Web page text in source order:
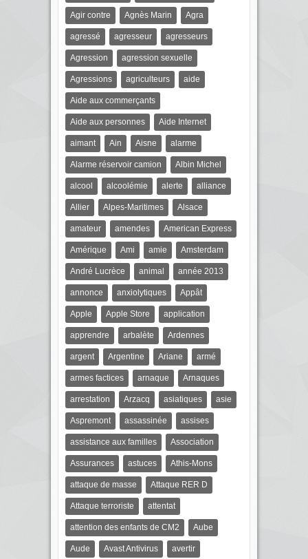
Agir contre Agnès Marin Agra
agressé agresseur agresseurs
Agression agression sexuelle
Agressions agriculteurs aide
Aide aux commerçants
Aide aux personnes Aide Internet
aimant Ain Aisne alarme
Alarme réservoir camion Albin Michel
alcool alcoolémie alerte alliance
Allier Alpes-Maritimes Alsace
amateur amendes American Express
Amérique Ami amie Amsterdam
André Lucrèce animal année 2013
annonce anxiolytiques Appât
Apple Apple Store application
apprendre arbalète Ardennes
argent Argentine Ariane armé
armes factices arnaque Arnaques
arrestation Arzacq asiatiques asie
Aspremont assassinée assises
assistance aux familles Association
Assurances astuces Athis-Mons
attaque de masse Attaque RER D
Attaque terroriste attentat
attention des enfants de CM2 Aube
Aude Avast Antivirus avertir